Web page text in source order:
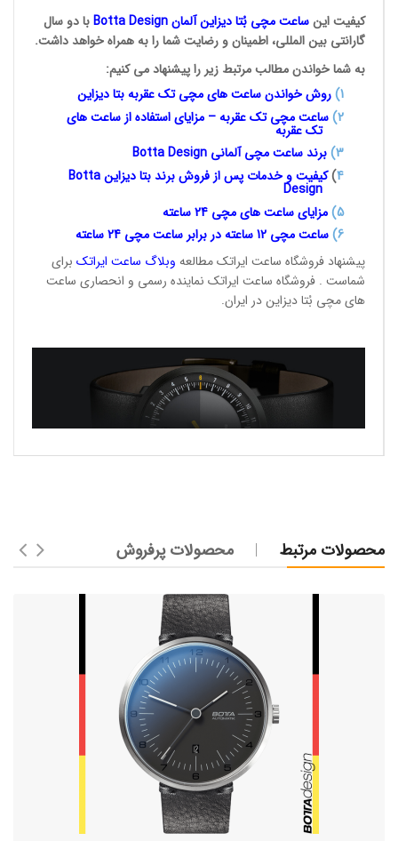
کیفیت اینساعت مچی بُتادیزاین آلمانBotta Designبا دو سال
گارانتی بین المللی، اطمینان و رضایت شما را به همراه خواهد داشت.
به شما خواندن مطالب مرتبط زیر را پیشنهاد می کنیم:
1
)روش خواندن ساعت های مچی تکعقربه بتا دیزاین
2) ساعت مچی تک عقربه – مزایای استفاده از ساعت های
تک عقربه
3
)برند ساعت مچی آلمانی Botta Design
4
)کیفیت و خدمات پس از فروش برند بتا دیزاینBotta
Design
5) مزایای ساعت های مچی 24
ساعته
6) ساعت مچی 12 ساعته در برابر ساعت
مچی 24 ساعته
پیشنهاد فروشگاه ساعت ایراتک مطالعه وبلاگ ساعت ایراتک برای
شماست . فروشگاه ساعت ایراتک نماینده رسمی و انحصاری ساعت
های مچی بُتا دیزاین در ایران.
محصولات مرتبط محصولات پرفروش